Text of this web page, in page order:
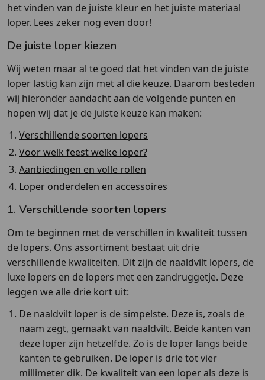
het vinden van de juiste kleur en het juiste materiaal
loper. Lees zeker nog even door!
De juiste loper kiezen
Wij weten maar al te goed dat het vinden van de juiste
loper lastig kan zijn met al die keuze. Daarom besteden
wij hieronder aandacht aan de volgende punten en
hopen wij dat je de juiste keuze kan maken:
Verschillende soorten lopers
Voor welk feest welke loper?
Aanbiedingen en volle rollen
Loper onderdelen en accessoires
1. Verschillende soorten lopers
Om te beginnen met de verschillen in kwaliteit tussen
de lopers. Ons assortiment bestaat uit drie
verschillende kwaliteiten. Dit zijn de naaldvilt lopers, de
luxe lopers en de lopers met een zandruggetje. Deze
leggen we alle drie kort uit:
De naaldvilt loper is de simpelste. Deze is, zoals de
naam zegt, gemaakt van naaldvilt. Beide kanten van
deze loper zijn hetzelfde. Zo is de loper langs beide
kanten te gebruiken. De loper is drie tot vier
millimeter dik. De kwaliteit van een loper als deze is